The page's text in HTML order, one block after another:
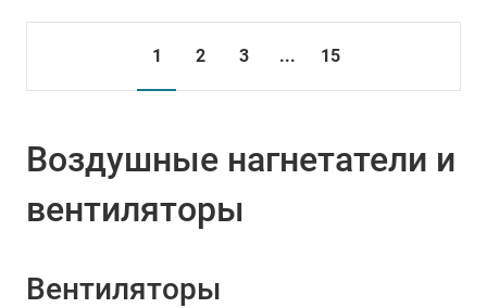
1 2 3 ... 15
Воздушные нагнетатели и
вентиляторы
Вентиляторы